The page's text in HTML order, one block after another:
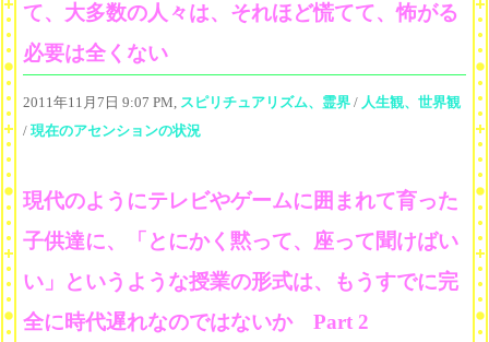
て、大多数の人々は、それほど慌てて、怖がる
必要は全くない
2011年11月7日 9:07 PM, スピリチュアリズム、霊界 / 人生観、世界観
/ 現在のアセンションの状況
現代のようにテレビやゲームに囲まれて育った
子供達に、「とにかく黙って、座って聞けばい
い」というような授業の形式は、もうすでに完
全に時代遅れなのではないか Part 2